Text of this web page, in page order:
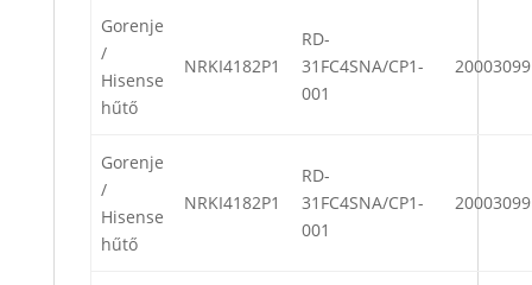
Gorenje
/
Hisense
hűtő
NRKI4182P1
RD-
31FC4SNA/CP1-
001
20003099
Gorenje
/
Hisense
hűtő
NRKI4182P1
RD-
31FC4SNA/CP1-
001
20003099